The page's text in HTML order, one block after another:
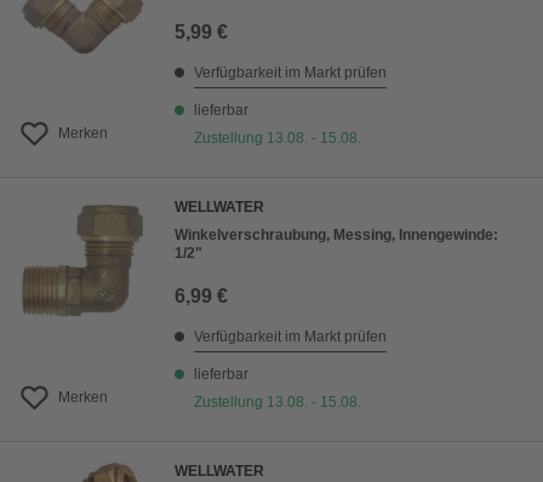
Merken
5,99 €
Verfügbarkeit im Markt prüfen
lieferbar
Zustellung 13.08. - 15.08.
Merken
WELLWATER
Winkelverschraubung, Messing, Innengewinde:
1/2"
6,99 €
Verfügbarkeit im Markt prüfen
lieferbar
Zustellung 13.08. - 15.08.
WELLWATER